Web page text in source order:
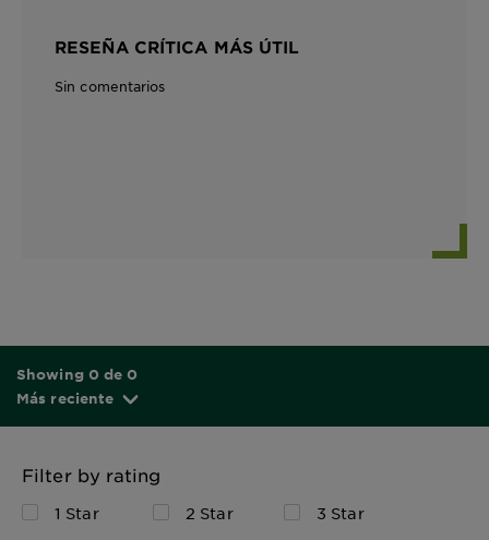
RESEÑA CRÍTICA MÁS ÚTIL
Sin comentarios
Showing 0 de 0
Más reciente
Filter by rating
1 Star 2 Star
3 Star